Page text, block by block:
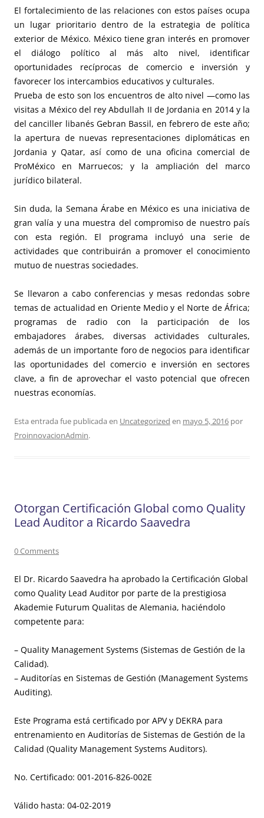
El fortalecimiento de las relaciones con estos países ocupa
un lugar prioritario dentro de la estrategia de política
exterior de México. México tiene gran interés en promover
el diálogo político al más alto nivel, identificar
oportunidades recíprocas de comercio e inversión y
favorecer los intercambios educativos y culturales.
Prueba de esto son los encuentros de alto nivel —como las
visitas a México del rey Abdullah II de Jordania en 2014 y la
del canciller libanés Gebran Bassil, en febrero de este año;
la apertura de nuevas representaciones diplomáticas en
Jordania y Qatar, así como de una oficina comercial de
ProMéxico en Marruecos; y la ampliación del marco
jurídico bilateral.
Sin duda, la Semana Árabe en México es una iniciativa de
gran valía y una muestra del compromiso de nuestro país
con esta región. El programa incluyó una serie de
actividades que contribuirán a promover el conocimiento
mutuo de nuestras sociedades.
Se llevaron a cabo conferencias y mesas redondas sobre
temas de actualidad en Oriente Medio y el Norte de África;
programas de radio con la participación de los
embajadores árabes, diversas actividades culturales,
además de un importante foro de negocios para identificar
las oportunidades del comercio e inversión en sectores
clave, a fin de aprovechar el vasto potencial que ofrecen
nuestras economías.
Esta entrada fue publicada en Uncategorized en mayo 5, 2016 por
ProinnovacionAdmin.
Otorgan Certificación Global como Quality
Lead Auditor a Ricardo Saavedra
0 Comments
El Dr. Ricardo Saavedra ha aprobado la Certificación Global
como Quality Lead Auditor por parte de la prestigiosa
Akademie Futurum Qualitas de Alemania, haciéndolo
competente para:
– Quality Management Systems (Sistemas de Gestión de la
Calidad).
– Auditorías en Sistemas de Gestión (Management Systems
Auditing).
Este Programa está certificado por APV y DEKRA para
entrenamiento en Auditorías de Sistemas de Gestión de la
Calidad (Quality Management Systems Auditors).
No. Certificado: 001-2016-826-002E
Válido hasta: 04-02-2019